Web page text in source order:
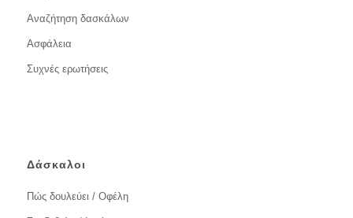
Αναζήτηση δασκάλων
Ασφάλεια
Συχνές ερωτήσεις
Δάσκαλοι
Πώς δουλεύει / Οφέλη